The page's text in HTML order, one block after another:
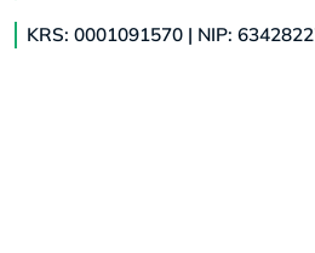
KRS: 0001091570 | NIP: